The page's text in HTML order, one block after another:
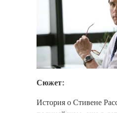
Сюжет:
История о Стивене